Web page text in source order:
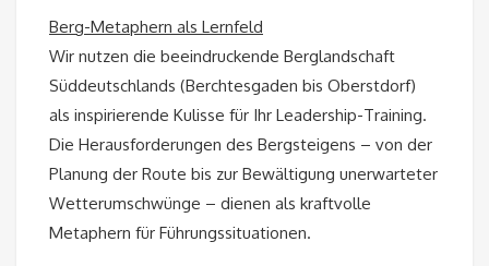
Berg-Metaphern als Lernfeld
Wir nutzen die beeindruckende Berglandschaft
Süddeutschlands (Berchtesgaden bis Oberstdorf)
als inspirierende Kulisse für Ihr Leadership-Training.
Die Herausforderungen des Bergsteigens – von der
Planung der Route bis zur Bewältigung unerwarteter
Wetterumschwünge – dienen als kraftvolle
Metaphern für Führungssituationen.